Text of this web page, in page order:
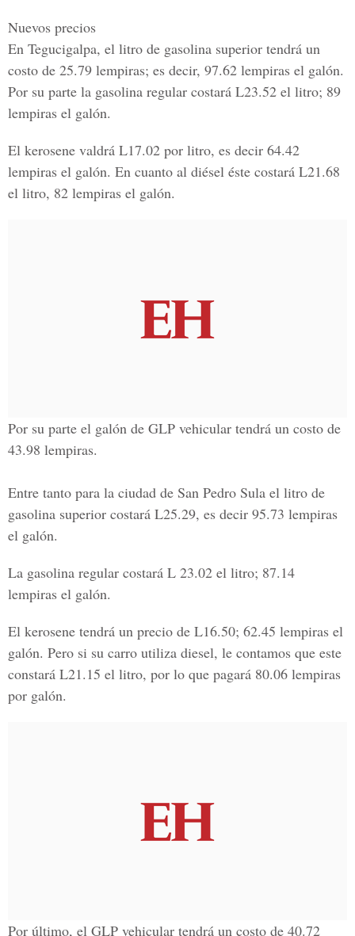
Nuevos precios
En Tegucigalpa, el litro de gasolina superior tendrá un
costo de 25.79 lempiras; es decir, 97.62 lempiras el galón.
Por su parte la gasolina regular costará L23.52 el litro; 89
lempiras el galón.
El kerosene valdrá L17.02 por litro, es decir 64.42
lempiras el galón. En cuanto al diésel éste costará L21.68
el litro, 82 lempiras el galón.
Por su parte el galón de GLP vehicular tendrá un costo de
43.98 lempiras.
Entre tanto para la ciudad de San Pedro Sula el litro de
gasolina superior costará L25.29, es decir 95.73 lempiras
el galón.
La gasolina regular costará L 23.02 el litro; 87.14
lempiras el galón.
El kerosene tendrá un precio de L16.50; 62.45 lempiras el
galón. Pero si su carro utiliza diesel, le contamos que este
constará L21.15 el litro, por lo que pagará 80.06 lempiras
por galón.
Por último, el GLP vehicular tendrá un costo de 40.72